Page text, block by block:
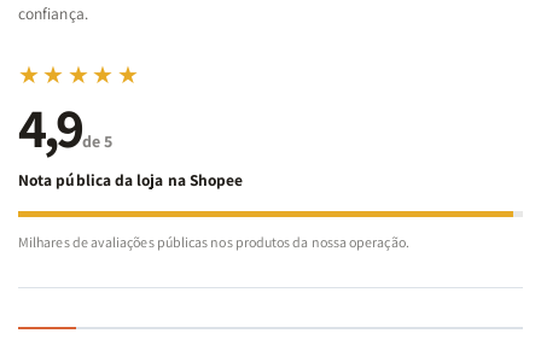
confiança.
★★★★★
4,9de 5
Nota pública da loja na Shopee
Milhares de avaliações públicas nos produtos da nossa operação.